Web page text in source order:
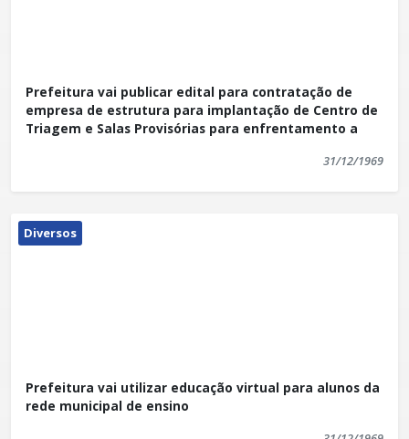
Prefeitura vai publicar edital para contratação de
empresa de estrutura para implantação de Centro de
Triagem e Salas Provisórias para enfrentamento a
31/12/1969
Diversos
Prefeitura vai utilizar educação virtual para alunos da
rede municipal de ensino